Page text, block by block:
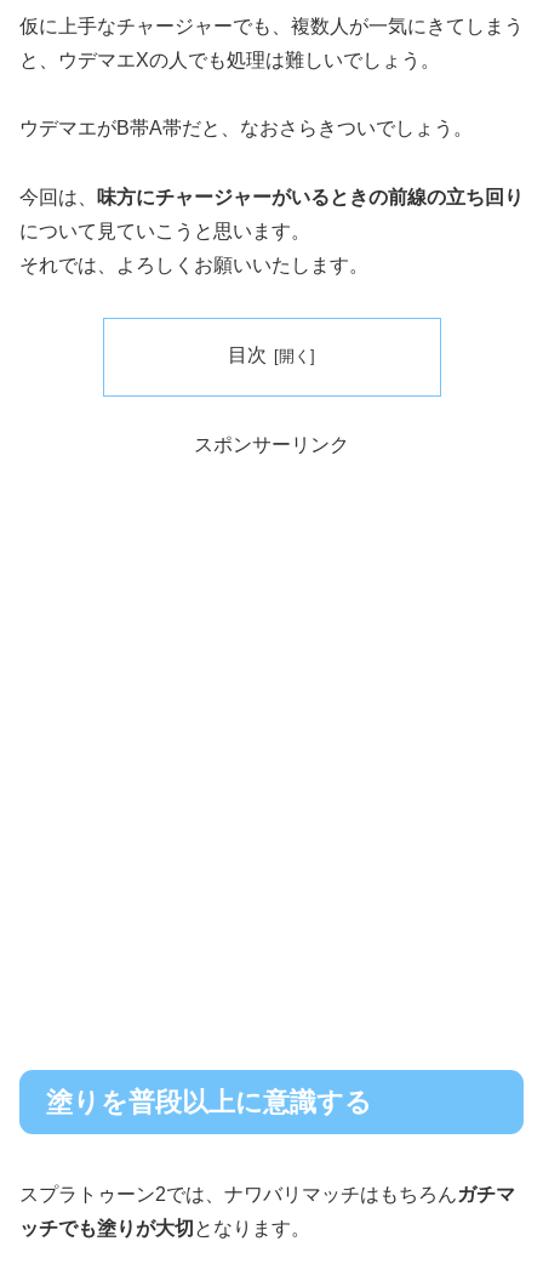
仮に上手なチャージャーでも、複数人が一気にきてしまう
と、ウデマエXの人でも処理は難しいでしょう。
ウデマエがB帯A帯だと、なおさらきついでしょう。
今回は、
味方にチャージャーがいるときの前線の立ち回り
について見ていこうと思います。
それでは、よろしくお願いいたします。
目次
スポンサーリンク
塗りを普段以上に意識する
スプラトゥーン2では、ナワバリマッチはもちろんガチマ
ッチでも塗りが大切 となります。